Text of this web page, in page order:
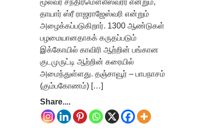
மூலவர் சந்திரமௌலீஸ்வரர் என்றும்,
தாயார் ஸ்ரீ ராஜராஜேஸ்வரி என்றும்
அழைக்கப்படுகிறார். 1300 ஆண்டுகள்
பழமையானதாகக் கருதப்படும்
இக்கோயில் காவிரி ஆற்றின் பங்கான
குடமுருட்டி ஆற்றின் கரையில்
அமைந்துள்ளது. தஞ்சாவூர் – பாபநாசம்
(கும்பகோணம்) […]
Share....